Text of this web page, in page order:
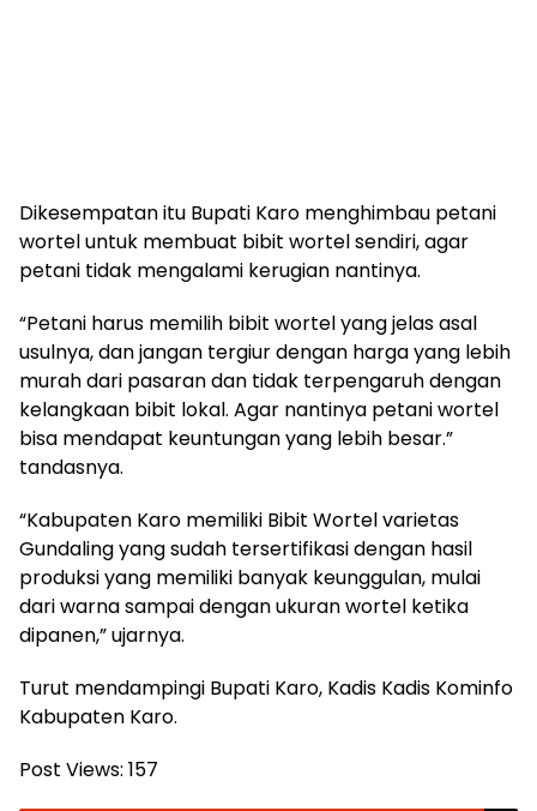
Dikesempatan itu Bupati Karo menghimbau petani
wortel untuk membuat bibit wortel sendiri, agar
petani tidak mengalami kerugian nantinya.
“Petani harus memilih bibit wortel yang jelas asal
usulnya, dan jangan tergiur dengan harga yang lebih
murah dari pasaran dan tidak terpengaruh dengan
kelangkaan bibit lokal. Agar nantinya petani wortel
bisa mendapat keuntungan yang lebih besar.”
tandasnya.
“Kabupaten Karo memiliki Bibit Wortel varietas
Gundaling yang sudah tersertifikasi dengan hasil
produksi yang memiliki banyak keunggulan, mulai
dari warna sampai dengan ukuran wortel ketika
dipanen,” ujarnya.
Turut mendampingi Bupati Karo, Kadis Kadis Kominfo
Kabupaten Karo.
Post Views: 157